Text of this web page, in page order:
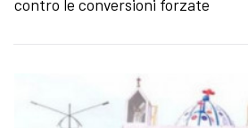
contro le conversioni forzate